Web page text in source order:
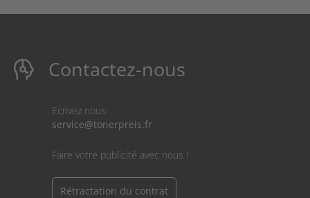
Contactez-nous
Ecrivez nous:
service@tonerpreis.fr
Faire votre publicité avec nous !
Rétractation du contrat